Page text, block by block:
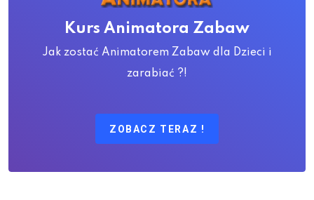
Kurs Animatora Zabaw
Jak zostać Animatorem Zabaw dla Dzieci i
zarabiać ?!
ZOBACZ TERAZ !